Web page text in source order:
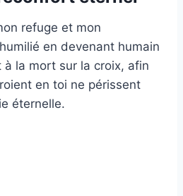
refuge et mon
en devenant humain
la mort sur la croix, afin
en toi ne périssent
éternelle.